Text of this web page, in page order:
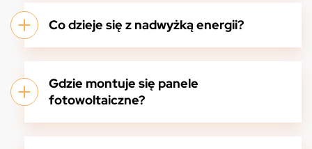
Co dzieje się z nadwyżką energii?
Gdzie montuje się panele
fotowoltaiczne?